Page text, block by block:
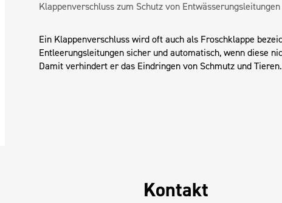
Klappenverschluss zum Schutz von Entwässerungsleitungen
Ein Klappenverschluss wird oft auch als Froschklappe
Entleerungsleitungen sicher und automatisch, wenn diese
Damit verhindert er das Eindringen von Schmutz und Tieren.
Kontakt